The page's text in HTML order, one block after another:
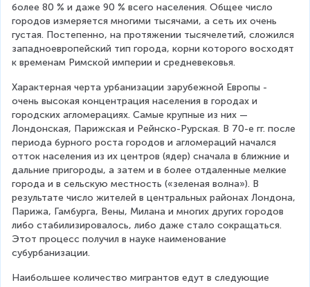
более 80 % и даже 90 % всего населения. Общее число
городов измеряется многими тысячами, а сеть их очень
густая. Постепенно, на протяжении тысячелетий, сложился
западноевропейский тип города, корни которого восходят
к временам Римской империи и средневековья.
Характерная черта урбанизации зарубежной Европы -
очень высокая концентрация населения в городах и
городских агломерациях. Самые крупные из них —
Лондонская, Парижская и Рейнско-Рурская. В 70-е гг. после
периода бурного роста городов и агломераций начался
отток населения из их центров (ядер) сначала в ближние и
дальние пригороды, а затем и в более отдаленные мелкие
города и в сельскую местность («зеленая волна»). В
результате число жителей в центральных районах Лондона,
Парижа, Гамбурга, Вены, Милана и многих других городов
либо стабилизировалось, либо даже стало сокращаться.
Этот процесс получил в науке наименование
субурбанизации.
Наибольшее количество мигрантов едут в следующие